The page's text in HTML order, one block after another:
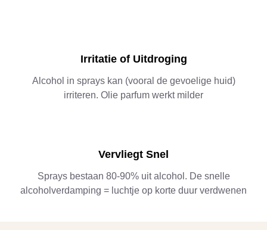
Irritatie of Uitdroging
Alcohol in sprays kan (vooral de gevoelige huid)
irriteren. Olie parfum werkt milder
Vervliegt Snel
Sprays bestaan 80-90% uit alcohol. De snelle
alcoholverdamping = luchtje op korte duur verdwenen